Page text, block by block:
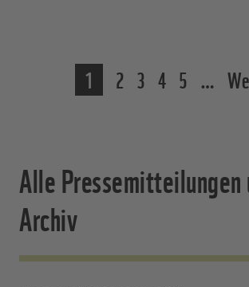
1 2 3 4 5 …
Alle Pressemitteilungen
Archiv